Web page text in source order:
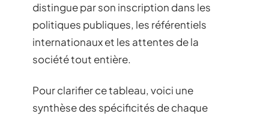
distingue par son inscription dans les
politiques publiques, les référentiels
internationaux et les attentes de la
société tout entière.
Pour clarifier ce tableau, voici une
synthèse des spécificités de chaque